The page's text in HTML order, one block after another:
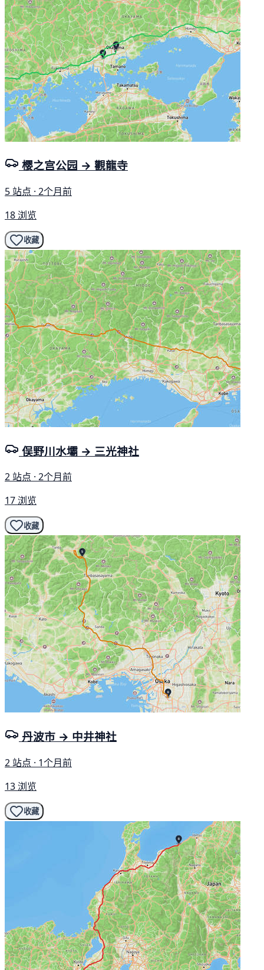
樱之宫公园 → 觀龍寺
5 站点 · 2个月前
18 浏览
收藏
俣野川水壩 → 三光神社
2 站点 · 2个月前
17 浏览
收藏
丹波市 → 中井神社
2 站点 · 1个月前
13 浏览
收藏